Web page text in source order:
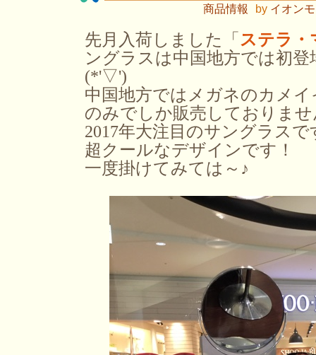
商品情報 by イオン
先月入荷しました「 ステラ・
ングラスは中国地方では初
(*'▽')
中国地方ではメガネのカメ
のみでしか販売しておりませ
2017年大注目のサングラスで
超クールなデザインです！
一度掛けてみては～♪